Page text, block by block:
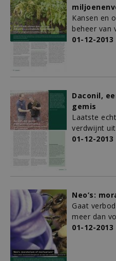
Kansen en
beheer van
01-12-2013
Daconil,
gemis
Laatste
verdwijnt
01-12-2013
Neo’s:
Gaat
meer dan
01-12-2013